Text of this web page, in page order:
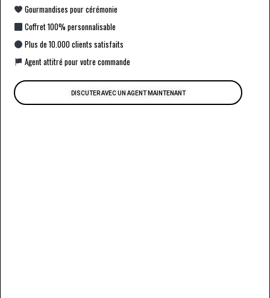
Gourmandises pour cérémonie
Coffret 100% personnalisable
Plus de 10.000 clients satisfaits
Agent attitré pour votre commande
DISCUTER AVEC UN AGENT MAINTENANT